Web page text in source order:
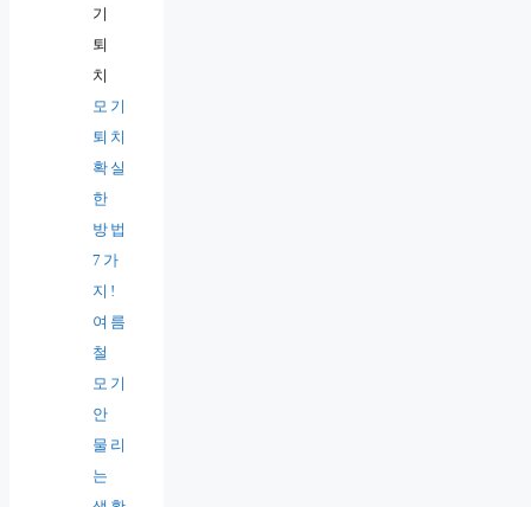
모기
퇴치
확실
한
방법
7가
지!
여름
철
모기
안
물리
는